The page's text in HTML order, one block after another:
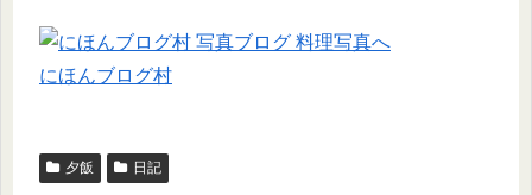
にほんブログ村
夕飯 日記